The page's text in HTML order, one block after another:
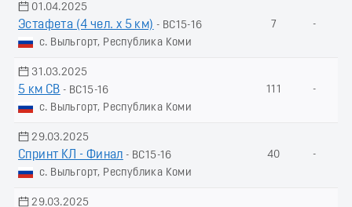
01.04.2025
Эстафета (4 чел. х 5 км) - ВС15-16
с. Выльгорт, Республика Коми
7 -
31.03.2025
5 км СВ - ВС15-16
с. Выльгорт, Республика Коми
111 -
29.03.2025
Спринт КЛ - Финал - ВС15-16
с. Выльгорт, Республика Коми
40 -
29.03.2025